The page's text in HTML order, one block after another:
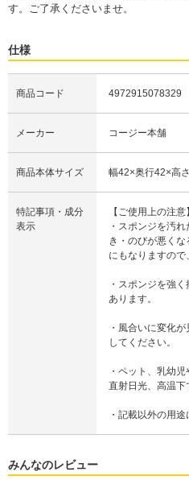
す。ご了承くださいませ。
仕様
商品コード 4972915078329
メーカー コージー本舗
商品本体サイズ 幅42×奥行42×高
特記事項・成分
表示
【ご使用上の注意】
・スポンジを汚
き・のびが悪く
にもなりますので
・スポンジを強
あります。
・風合いに変化
してください。
・ペット、乳幼
直射日光、高温下
・記載以外の用
みんなのレビュー